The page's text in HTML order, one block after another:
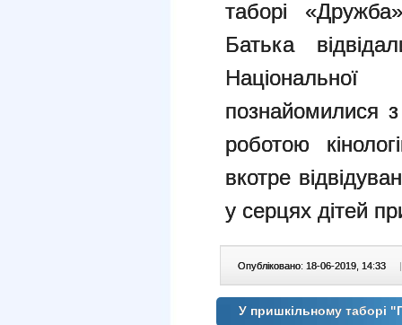
таборі
Батька
познайомилися
роботою
вкотре
у серцях дітей
Опубліковано: 18-06-2019, 14:33 |
У пришкільному таборі